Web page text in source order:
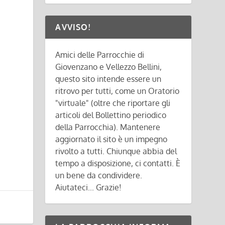
AVVISO!
Amici delle Parrocchie di
Giovenzano e Vellezzo Bellini,
questo sito intende essere un
ritrovo per tutti, come un Oratorio
"virtuale" (oltre che riportare gli
articoli del Bollettino periodico
della Parrocchia). Mantenere
aggiornato il sito è un impegno
rivolto a tutti. Chiunque abbia del
tempo a disposizione, ci contatti. È
un bene da condividere.
Aiutateci... Grazie!